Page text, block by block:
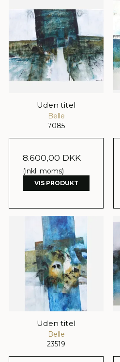
Uden titel
Belle
7085
8.600,00 DKK
(inkl. moms)
VIS PRODUKT
Uden titel
Belle
23519